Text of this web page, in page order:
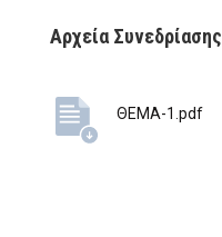
Αρχεία Συνεδρίασης
ΘΕΜΑ-1.pdf